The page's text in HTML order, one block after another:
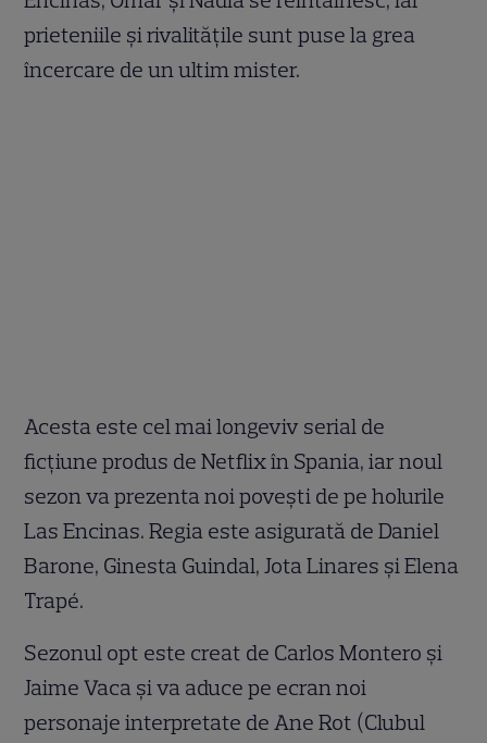
prieteniile și rivalitățile sunt puse la grea
încercare de un ultim mister.
Acesta este cel mai longeviv serial de
ficțiune produs de Netflix în Spania, iar noul
sezon va prezenta noi povești de pe holurile
Las Encinas. Regia este asigurată de Daniel
Barone, Ginesta Guindal, Jota Linares și Elena
Trapé.
Sezonul opt este creat de Carlos Montero și
Jaime Vaca și va aduce pe ecran noi
personaje interpretate de Ane Rot (Clubul